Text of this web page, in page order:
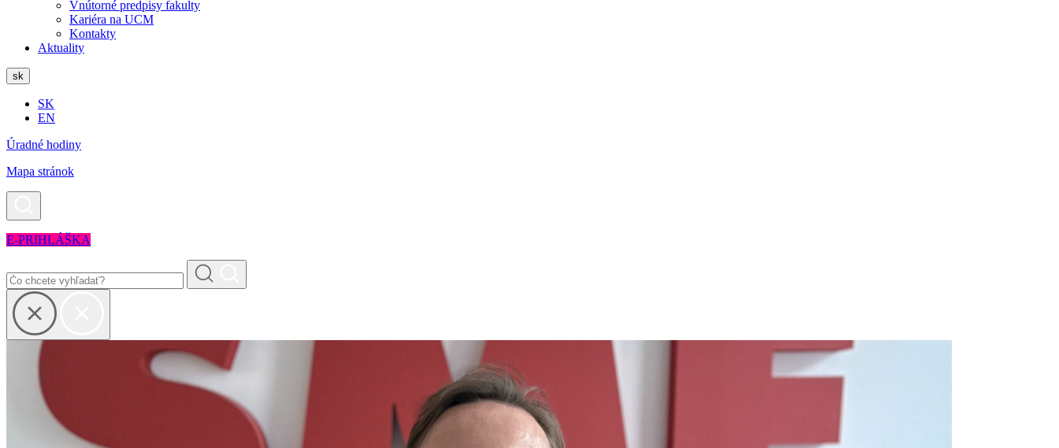
Vnútorné predpisy fakulty
Kariéra na UCM
Kontakty
Aktuality
sk
SK
EN
Úradné hodiny
Mapa stránok
E-PRIHLÁŠKA